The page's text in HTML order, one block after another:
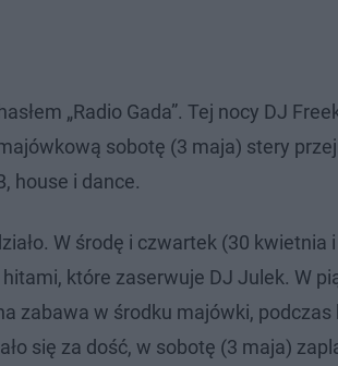
„Radio Gada”. Tej nocy DJ
sobotę (3 maja) stery
house i dance.
W środę i czwartek (30 kwietnia
które zaserwuje DJ Julek. W
zabawa w środku majówki,
się za dość, w sobotę (3 maja)